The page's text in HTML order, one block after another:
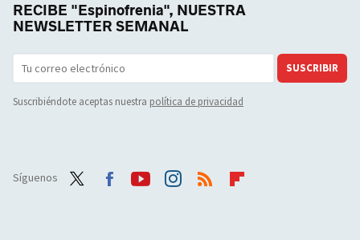
RECIBE "Espinofrenia", NUESTRA
NEWSLETTER SEMANAL
SUSCRIBIR
Suscribiéndote aceptas nuestra política de privacidad
Síguenos